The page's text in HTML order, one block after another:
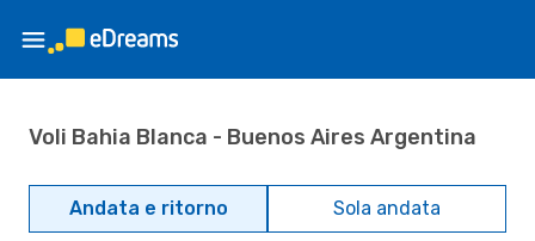
Voli Bahia Blanca - Buenos Aires Argentina
Andata e ritorno Sola andata